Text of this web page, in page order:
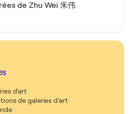
de Zhu Wei 朱伟
d'art
de galeries d'art